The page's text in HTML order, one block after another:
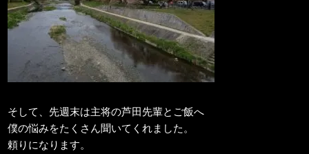
そして、先週末は主将の芦田先輩とご飯へ
僕の悩みをたくさん聞いてくれました。
頼りになります。